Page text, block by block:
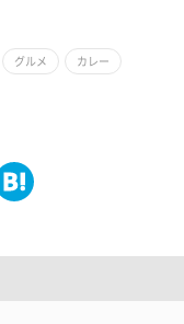
グルメ カレー